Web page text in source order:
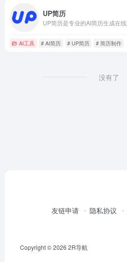
UP简历
AI工具 # AI简历 # UP简历 # 简历制作
没有了
友链申请 隐私协议
Copyright © 2026 2R导航